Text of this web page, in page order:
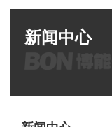
新闻中心